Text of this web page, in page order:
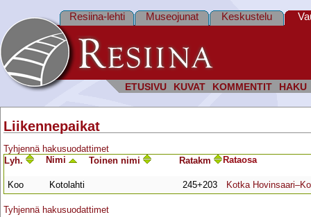
ETUSIVU KUVAT KOMMENTIT HAKU
Resiina-lehti Museojunat Keskustelu
Liikennepaikat
Tyhjennä hakusuodattimet
Lyh.
Nimi Toinen nimi Ratakm Rata­osa
Koo Kotolahti 245+203 Kotka
Tyhjennä hakusuodattimet